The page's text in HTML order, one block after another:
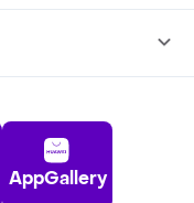
AppGallery